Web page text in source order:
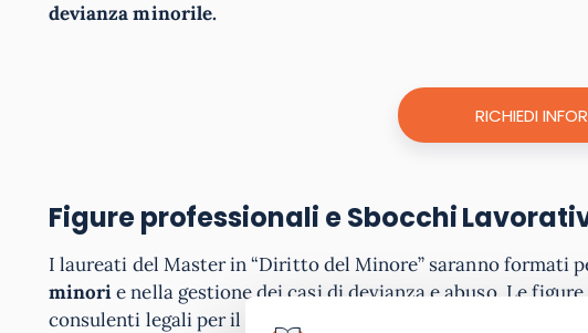
devianza minorile.
RICHIEDI
Figure professionali e Sbocchi
I laureati del Master in “Diritto del Minore” saranno formati
minorie nella gestione dei casi di devianza e abuso. Le
consulenti legali per il diritto minorile, psicologi specializzati